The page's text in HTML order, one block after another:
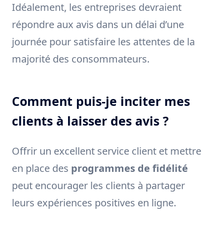
Idéalement, les entreprises devraient
répondre aux avis dans un délai d’une
journée pour satisfaire les attentes de la
majorité des consommateurs.
Comment puis-je inciter mes
clients à laisser des avis ?
Offrir un excellent service client et mettre
en place des programmes de fidélité
peut encourager les clients à partager
leurs expériences positives en ligne.